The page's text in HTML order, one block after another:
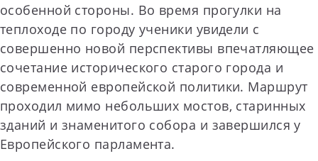
особенной стороны. Во время прогулки на
теплоходе по городу ученики увидели с
совершенно новой перспективы впечатляющее
сочетание исторического старого города и
современной европейской политики. Маршрут
проходил мимо небольших мостов, старинных
зданий и знаменитого собора и завершился у
Европейского парламента.